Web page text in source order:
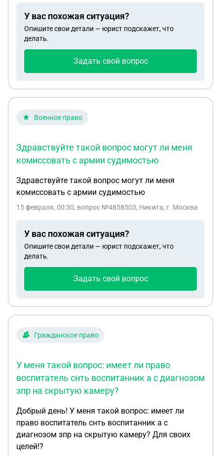
большое спасибо!
У вас похожая ситуация?
Опишите свои детали — юрист подскажет, что
делать.
Задать свой вопрос
Военное право
Здравствуйте такой вопрос могут ли меня
комиссовать с армии судимостью
Здравствуйте такой вопрос могут ли меня
комиссовать с армии судимостью
15 февраля, 00:30, вопрос №4858503, Никита, г. Москва
У вас похожая ситуация?
Опишите свои детали — юрист подскажет, что
делать.
Задать свой вопрос
Гражданское право
У меня такой вопрос: имеет ли право
воспитатель снть воспитанник а с диагнозом
зпр на скрытую камеру?
Добрый день! У меня такой вопрос: имеет ли
право воспитатель снть воспитанник а с
диагнозом зпр на скрытую камеру? Для своих
целей!?